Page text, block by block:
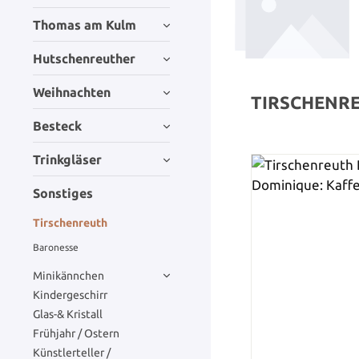
Thomas am Kulm
Hutschenreuther
Weihnachten
Besteck
Trinkgläser
Sonstiges
Tirschenreuth
Baronesse
Minikännchen
Kindergeschirr
Glas-& Kristall
Frühjahr / Ostern
Künstlerteller /